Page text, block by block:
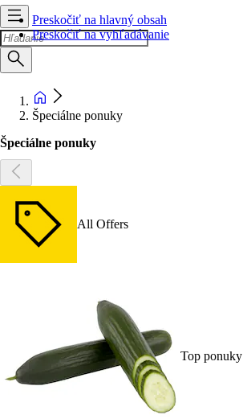
Preskočiť na hlavný obsah
Preskočiť na vyhľadávanie
Špeciálne ponuky
Špeciálne ponuky
All Offers
Top ponuky